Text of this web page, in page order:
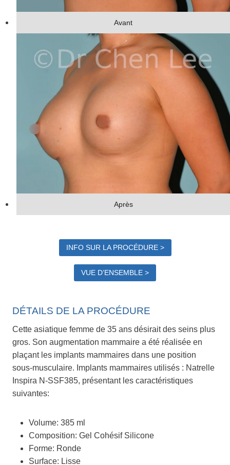
Avant
Après
INFO SUR LA PROCÉDURE >
VUE D’ENSEMBLE >
DÉTAILS DE LA PROCÉDURE
Cette asiatique femme de 35 ans désirait des seins plus
gros. Son augmentation mammaire a été réalisée en
plaçant les implants mammaires dans une position
sous-musculaire. Implants mammaires utilisés : Natrelle
Inspira N-SSF385, présentant les caractéristiques
suivantes:
Volume: 385 ml
Composition: Gel Cohésif Silicone
Forme: Ronde
Surface: Lisse